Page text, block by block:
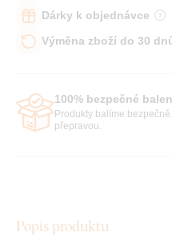
Dárky k objednávce
Výměna zboží do 30
100% bezpečné
Produkty balíme
přepravou.
Popis produktu